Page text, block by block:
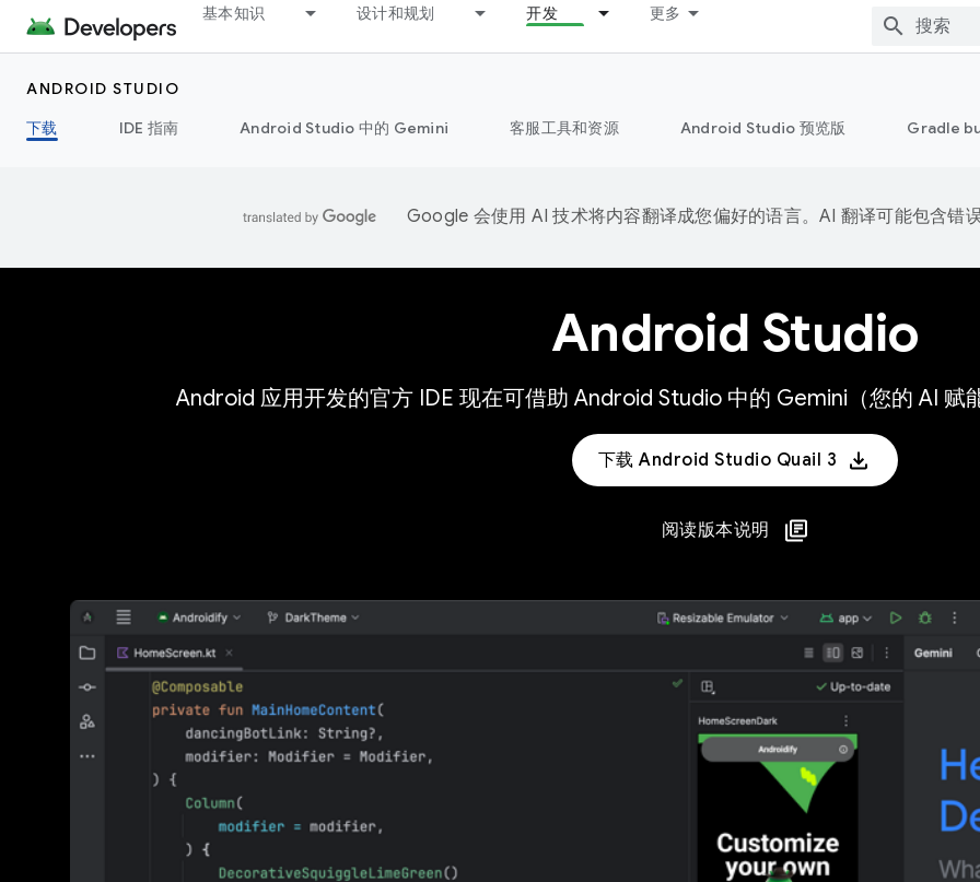
基本知识 设计和规划 开发 更多
ANDROID STUDIO
下载
IDE 指南 Android Studio 中的 Gemini 客服工具和资源 Android Studio 预览版 Gradle
Google 会使用 AI 技术将内容翻译成您偏好的语言。AI 翻译可能包含错
Android Studio
Android 应用开发的官方 IDE 现在可借助 Android Studio 中的 Gemini（您的 AI 赋
下载 Android Studio Quail 3
阅读版本说明